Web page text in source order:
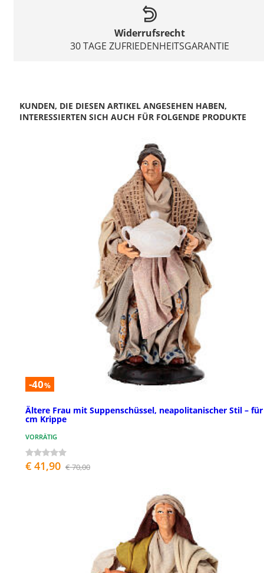
Widerrufsrecht
30 TAGE ZUFRIEDENHEITSGARANTIE
KUNDEN, DIE DIESEN ARTIKEL ANGESEHEN HABEN,
INTERESSIERTEN SICH AUCH FÜR FOLGENDE PRODUKTE
-40%
Ältere Frau mit Suppenschüssel, neapolitanischer Stil – für
cm Krippe
VORRÄTIG
€ 41,90 € 70,00